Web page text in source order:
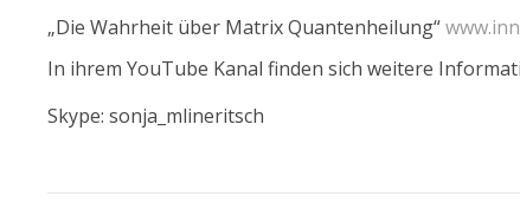
„Die Wahrheit über Matrix Quantenheilung“
In ihrem YouTube Kanal finden sich weitere
Skype: sonja_mlineritsch